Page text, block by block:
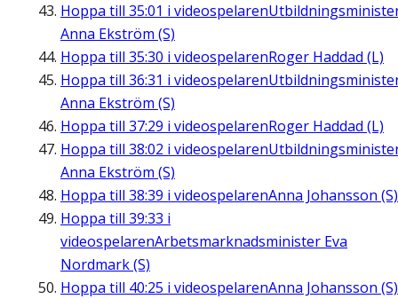
Hoppa till 35:01 i videospelaren
Anna Ekström (S)
Hoppa till 35:30 i videospelarenRoger Haddad (L)
Hoppa till 36:31 i videospelaren
Anna Ekström (S)
Hoppa till 37:29 i videospelarenRoger Haddad (L)
Hoppa till 38:02 i videospelaren
Anna Ekström (S)
Hoppa till 38:39 i videospelarenAnna Johansson (S)
Hoppa till 39:33 i
videospelarenArbetsmarknadsminister Eva
Nordmark (S)
Hoppa till 40:25 i videospelarenAnna Johansson (S)